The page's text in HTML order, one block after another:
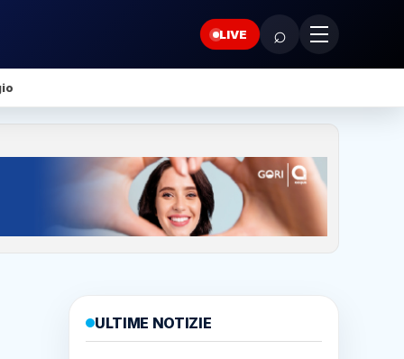
LIVE ⌕
ULTIME NOTIZIE